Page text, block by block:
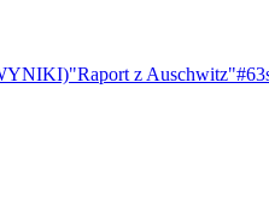
"Raport z Auschwitz"